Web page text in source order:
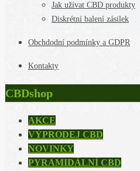
Jak užívat CBD produkty
Diskrétní balení zásilek
Obchdodní podmínky a GDPR
Kontakty
CBDshop
AKCE
VÝPRODEJ CBD
NOVINKY
PYRAMIDÁLNÍ CBD